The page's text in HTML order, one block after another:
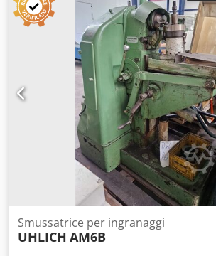
Smussatrice per ingranaggi
UHLICH AM6B